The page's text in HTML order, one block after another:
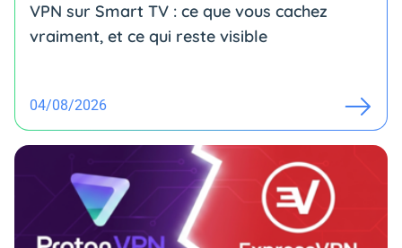
VPN sur Smart TV : ce que vous cachez
vraiment, et ce qui reste visible
04/08/2026